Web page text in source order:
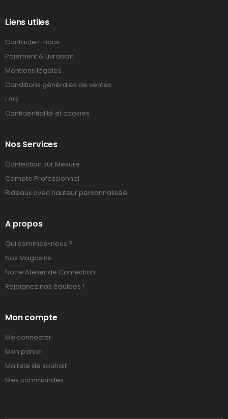
Liens utiles
Contactez-nous
Paiement & Livraison
Mentions légales
Conditions générales de ventes
FAQ
Confidentialité et cookies
Nos Services
Confection sur Mesure
Compte Professionnel
Rideaux avec hauteur personnalisée
A propos
Qui sommes-nous ?
Nos Magasins
Notre Atelier de Confection
Rejoignez nos équipes !
Mon compte
Me connecter
Mon panier
Ma liste de souhait
Mes commandes